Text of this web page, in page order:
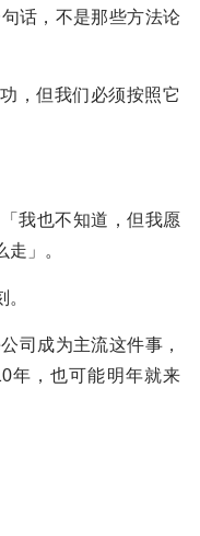
话，不是那些方法论
，但我们必须按照它
我也不知道，但我愿
」。
司成为主流这件事，
年，也可能明年就来